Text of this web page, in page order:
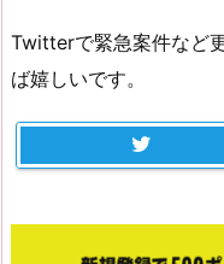
Twitterで緊急案件など
ば嬉しいです。